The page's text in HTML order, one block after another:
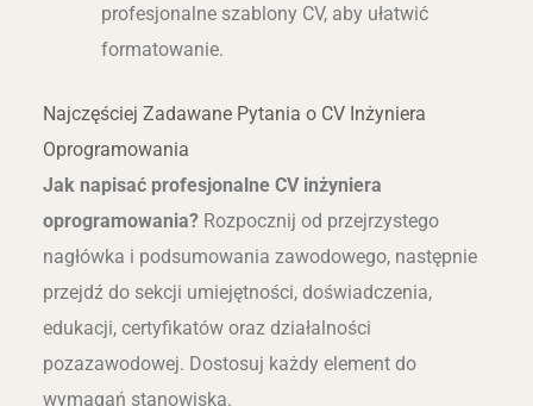
profesjonalne szablony CV, aby ułatwić
formatowanie.
Najczęściej Zadawane Pytania o CV Inżyniera
Oprogramowania
Jak napisać profesjonalne CV inżyniera
oprogramowania?Rozpocznij od przejrzystego
nagłówka i podsumowania zawodowego, następnie
przejdź do sekcji umiejętności, doświadczenia,
edukacji, certyfikatów oraz działalności
pozazawodowej. Dostosuj każdy element do
wymagań stanowiska.